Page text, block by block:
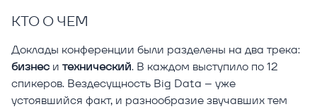
КТО О ЧЕМ
Доклады конференции были разделены на два трека:
бизнес и технический. В каждом выступило по 12
спикеров. Вездесущность Big Data – уже
устоявшийся факт, и разнообразие звучавших тем